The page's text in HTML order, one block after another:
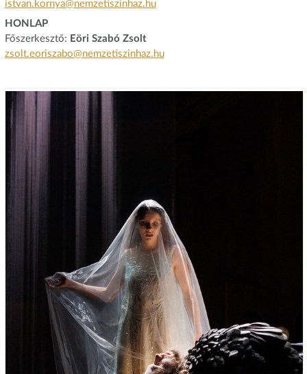
istvan.kornya@nemzetiszinhaz.hu
HONLAP
Főszerkesztő: Eöri Szabó Zsolt
zsolt.eoriszabo@nemzetiszinhaz.hu